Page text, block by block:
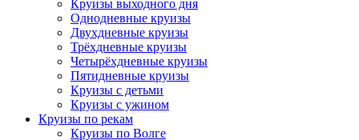
Круизы выходного дня
Однодневные круизы
Двухдневные круизы
Трёхдневные круизы
Четырёхдневные круизы
Пятидневные круизы
Круизы с детьми
Круизы с ужином
Круизы по рекам
Круизы по Волге